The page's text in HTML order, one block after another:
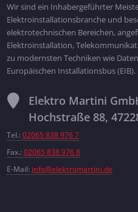
Wir sind ein Inhabergeführter
Elektroinstallationsbranche und
elektrotechnischen Bereichen,
Elektroinstallation,
zu modernsten Techniken wie
Europäischen Installationsbus (EIB).
Elektro Martini
Hochstraße 88,
Tel.: 02065 838 976 7
Fax.: 02065 838 976 8
E-Mail: info@elektromartini.de